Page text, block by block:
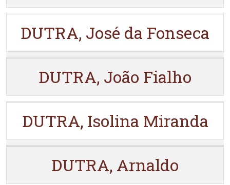
DUTRA, José da Fonseca
DUTRA, João Fialho
DUTRA, Isolina Miranda
DUTRA, Arnaldo